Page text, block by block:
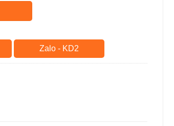
Zalo - KD2